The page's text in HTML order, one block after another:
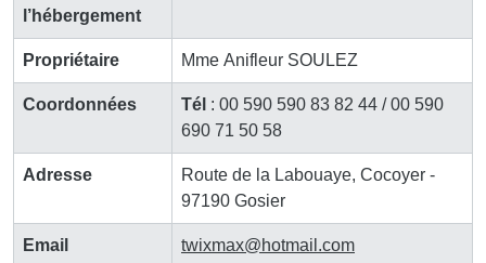
l’hébergement
Propriétaire Mme Anifleur SOULEZ
Coordonnées Tél : 00 590 590 83 82 44 / 00 590
690 71 50 58
Adresse
Route de la Labouaye, Cocoyer -
97190 Gosier
Email twixmax@hotmail.com